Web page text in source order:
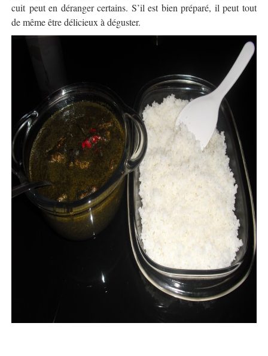
cuitpeut en déranger certains. S’il est bien préparé, il peut tout
de même être délicieux à déguster.